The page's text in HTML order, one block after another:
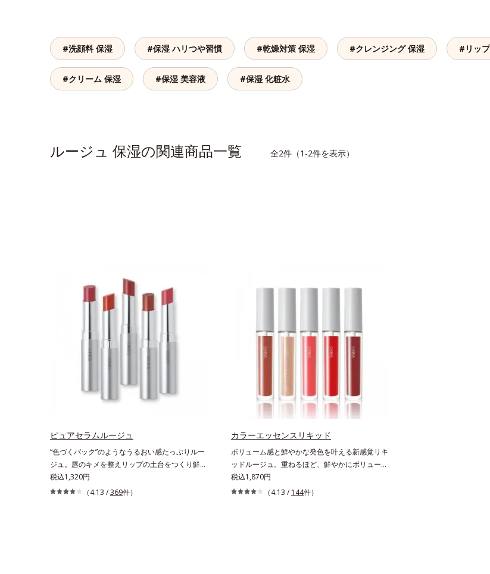
#洗顔料 保湿 #保湿 ハリつや習慣 #乾燥対策 保湿 #クレンジング 保湿 #リッ
#クリーム 保湿 #保湿 美容液 #保湿 化粧水
ルージュ 保湿の関連商品一覧 全2件（1-2件を表示）
ピュアセラムルージュ
“色づくパック”のようなうるおい感たっぷりルー
ジュ。唇のキメを整えリップの土台をつくり鮮や
かな発色を叶えます。唇にたっぷりうるおいを与
えながら鮮やかに色づく、スキンケア発想の美発
税込1,320円
（4.13 /369件）
カラーエッセンスリキッド
ボリューム感と鮮やかな発色を叶える新感覚リキ
ッドルージュ。重ねるほど、鮮やかにボリューミ
ーに。1本で美しい仕上がりを叶えるリキッドル
ージュです。唇の凹凸を均一にカバーしツヤを与
税込1,870円
（4.13 / 144件）